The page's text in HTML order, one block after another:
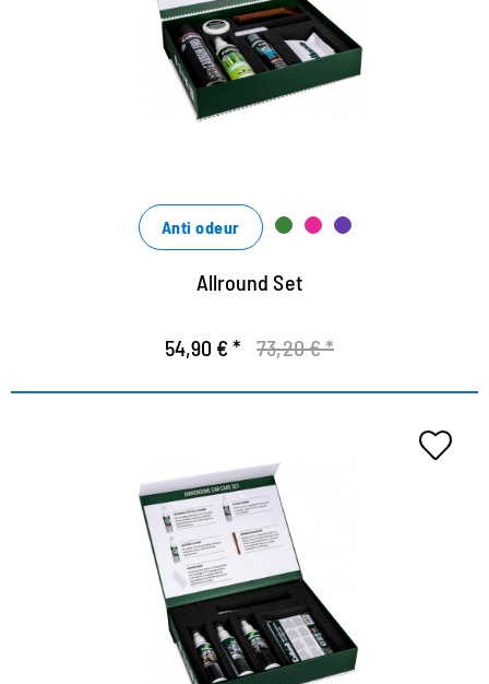
die Bamboo Lotion reinigt perfekt von Schmutz und
pflegt mit Bambus-Extrakten
das Spray Carbon Pro zum Imprägnieren aller
Anti odeur
Allround Set
54,90 € * 73,20 € *
Das Set zum Vorzugspreis - 25%
Rabatt gegenüber Einzelbezug
die perfekte Reinigung und Pflege des Auto-